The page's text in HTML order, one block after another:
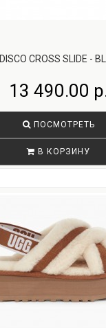
DISCO CROSS SLIDE -
13 490.00
ПОСМОТРЕТЬ
В КОРЗИНУ